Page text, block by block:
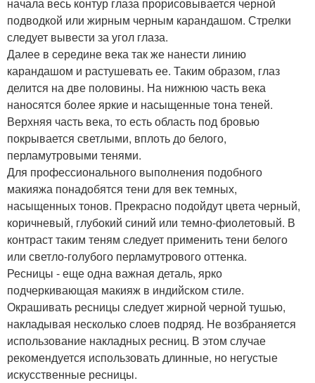
подводкой или жирным черным карандашом. Стрелки
следует вывести за угол глаза.
Далее в середине века так же нанести линию
карандашом и растушевать ее. Таким образом, глаз
делится на две половины. На нижнюю часть века
наносятся более яркие и насыщенные тона теней.
Верхняя часть века, то есть область под бровью
покрывается светлыми, вплоть до белого,
перламутровыми тенями.
Для профессионального выполнения подобного
макияжа понадобятся тени для век темных,
насыщенных тонов. Прекрасно подойдут цвета черный,
коричневый, глубокий синий или темно-фиолетовый. В
контраст таким теням следует применить тени белого
или светло-голубого перламутрового оттенка.
Ресницы - еще одна важная деталь, ярко
подчеркивающая макияж в индийском стиле.
Окрашивать ресницы следует жирной черной тушью,
накладывая несколько слоев подряд. Не возбраняется
использование накладных ресниц. В этом случае
рекомендуется использовать длинные, но негустые
искусственные ресницы.